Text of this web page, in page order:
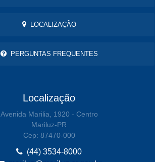
LOCALIZAÇÃO
PERGUNTAS FREQUENTES
Localização
Avenida Marilia, 1920 - Centro
Mariluz-PR
Cep: 87470-000
(44) 3534-8000